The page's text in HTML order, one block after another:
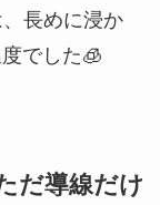
長めに浸か
でした🧊
だ導線だけ